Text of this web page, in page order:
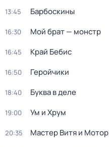
13:45 Барбоскины
16:30 Мой брат — монстр
16:45 Край Бебис
16:50 Геройчики
18:40 Буква в деле
19:00 Ум и Хрум
20:35 Мастер Витя и Мотор